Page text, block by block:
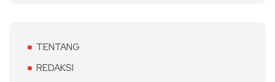
TENTANG
REDAKSI